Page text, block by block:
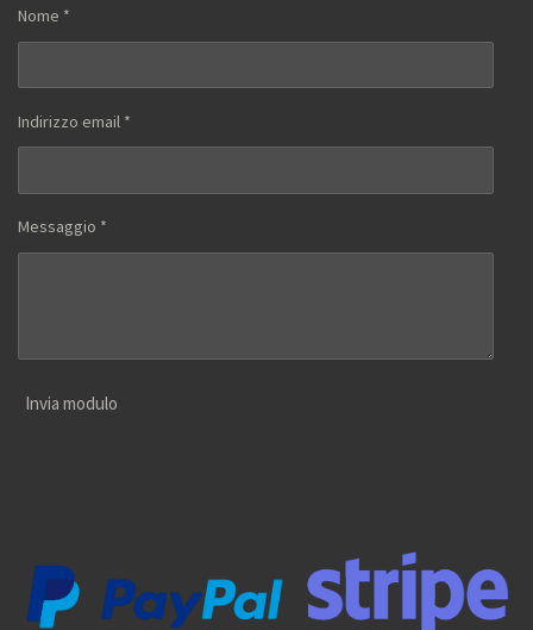
Nome *
Indirizzo email *
Messaggio *
Invia modulo